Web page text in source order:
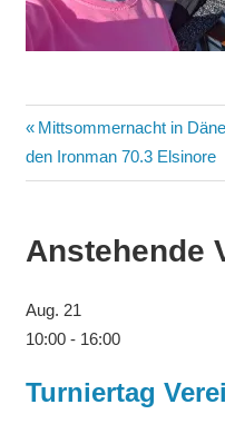
Vorheriger
Beitrag:
Mittsommernacht in
den Ironman 70.3 Elsinore
Anstehende
Aug. 21
10:00- 16:00
Turniertag